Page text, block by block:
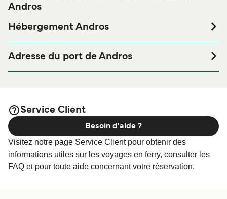
Andros
Hébergement Andros
ou à proximité, avant ou après votre voyage ou si vous
êtes à la recherche de logements pour votre séjour, merci
Adresse du port de Andros
Service Client
Visitez notre page Service Client pour obtenir des
informations utiles sur les voyages en ferry, consulter les
FAQ et pour toute aide concernant votre réservation.
Besoin d'aide ?